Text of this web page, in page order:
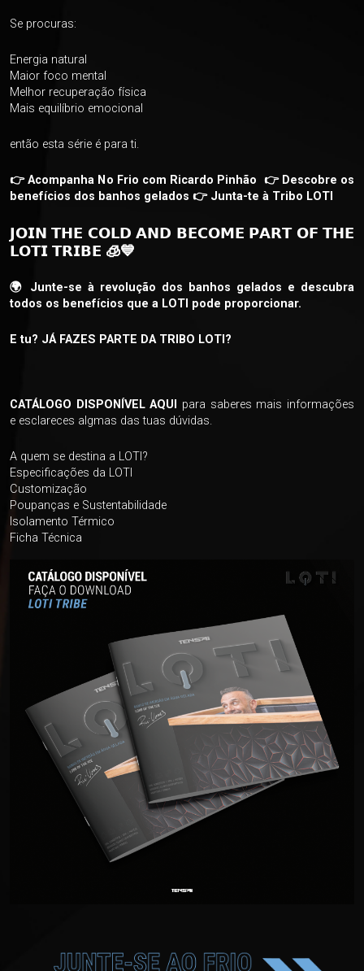
Se procuras:
Energia natural
Maior foco mental
Melhor recuperação física
Mais equilíbrio emocional
então esta série é para ti.
👉 Acompanha No Frio com Ricardo Pinhão 👉 Descobre os
benefícios dos banhos gelados 👉 Junta-te à Tribo LOTI
𝗝𝗢𝗜𝗡 𝗧𝗛𝗘 𝗖𝗢𝗟𝗗 𝗔𝗡𝗗 𝗕𝗘𝗖𝗢𝗠𝗘 𝗣𝗔𝗥𝗧 𝗢𝗙 𝗧𝗛𝗘
𝗟𝗢𝗧𝗜 𝗧𝗥𝗜𝗕𝗘 🧊💙
🌍 Junte-se à revolução dos banhos gelados e descubra
todos os benefícios que a LOTI pode proporcionar.
E tu? JÁ FAZES PARTE DA TRIBO LOTI?
CATÁLOGO DISPONÍVEL AQUI para saberes mais informações
e esclareces algmas das tuas dúvidas.
A quem se destina a LOTI?
Especificações da LOTI
Customização
Poupanças e Sustentabilidade
Isolamento Térmico
Ficha Técnica